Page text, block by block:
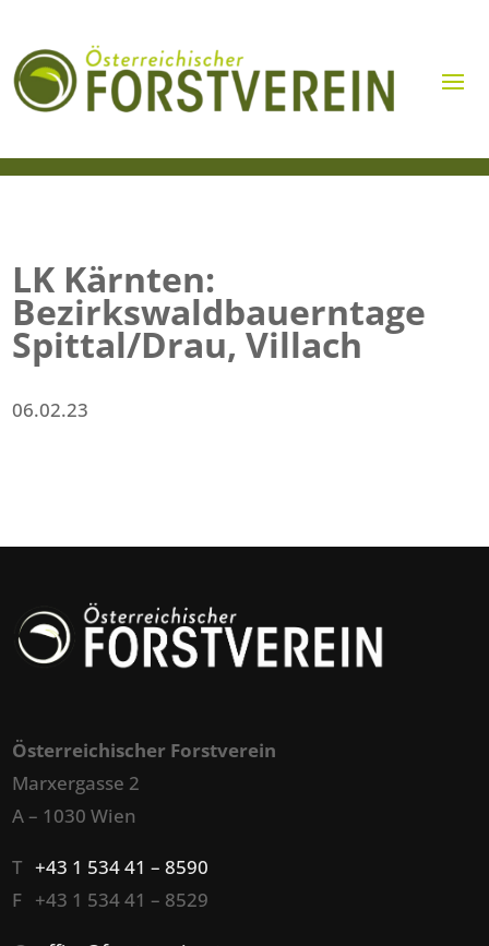
LK Kärnten:
Bezirkswaldbauerntage
Spittal/Drau, Villach
06.02.23
Österreichischer Forstverein
Marxergasse 2
A – 1030 Wien
T+43 1 534 41 – 8590
F +43 1 534 41 – 8529